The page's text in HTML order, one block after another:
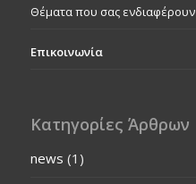
Θέματα που σας ενδιαφέρουν
Επικοινωνία
Κατηγορίες Άρθρων
news (1)